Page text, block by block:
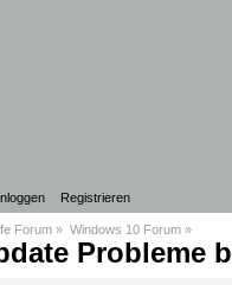
Registrieren
Forum » Windows 10 Forum»
Probleme